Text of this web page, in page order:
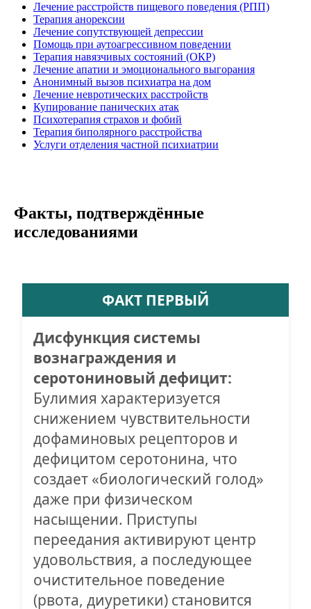
Лечение расстройств пищевого поведения (РПП)
Терапия анорексии
Лечение сопутствующей депрессии
Помощь при аутоагрессивном поведении
Терапия навязчивых состояний (ОКР)
Лечение апатии и эмоционального выгорания
Анонимный вызов психиатра на дом
Лечение невротических расстройств
Купирование панических атак
Психотерапия страхов и фобий
Терапия биполярного расстройства
Услуги отделения частной психиатрии
Факты, подтверждённые
исследованиями
ФАКТ ПЕРВЫЙ
Дисфункция системы
вознаграждения и
серотониновый дефицит:
Булимия характеризуется
снижением чувствительности
дофаминовых рецепторов и
дефицитом серотонина, что
создает «биологический голод»
даже при физическом
насыщении. Приступы
переедания активируют центр
удовольствия, а последующее
очистительное поведение
(рвота, диуретики) становится